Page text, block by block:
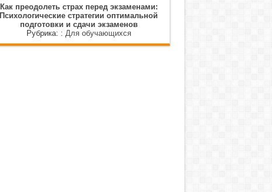
Как преодолеть страх перед экзаменами:
Психологические стратегии оптимальной
подготовки и сдачи экзаменов
Рубрика: : Для обучающихся